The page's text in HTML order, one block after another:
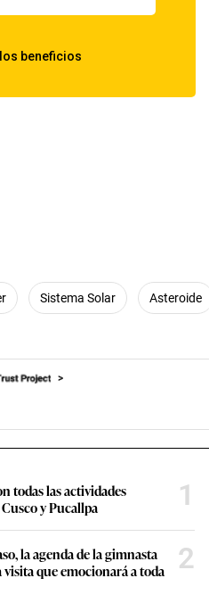
Sistema Solar Asteroide
todas las actividades
y Pucallpa
1
la agenda de la gimnasta
que emocionará a toda
2